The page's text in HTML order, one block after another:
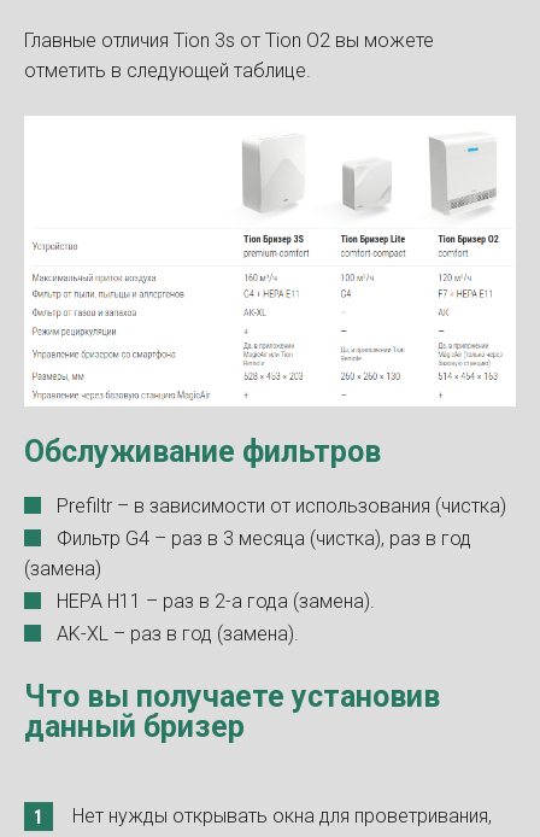
Главные отличия Tion 3s от Tion O2 вы можете
отметить в следующей таблице.
Обслуживание фильтров
Prefiltr – в зависимости от использования (чистка)
Фильтр G4 – раз в 3 месяца (чистка), раз в год
(замена)
HEPA H11 – раз в 2-а года (замена).
AK-XL – раз в год (замена).
Что вы получаете установив
данный бризер
Нет нужды открывать окна для проветривания,